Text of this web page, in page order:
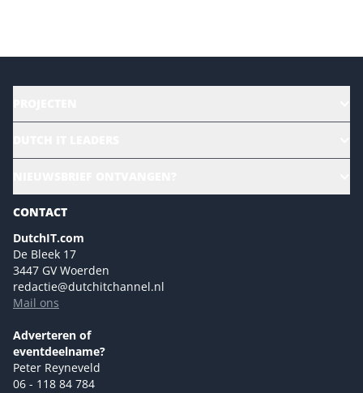
Sustainability | Green IT
Marketing- en contentmogelijkheden 2026
Events- en sponsormogelijkheden 2026
Ons team
Colofon
Tip de redactie
Versturen
CONTACT
DutchIT.com
De Bleek 17
3447 GV Woerden
redactie@dutchitchannel.nl
Mail ons
Adverteren of
eventdeelname?
Peter Reyneveld
06 - 118 84 784